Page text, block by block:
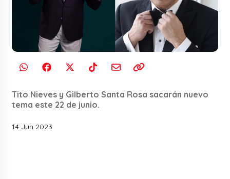
Tito Nieves y Gilberto Santa Rosa sacarán nuevo
tema este 22 de junio.
14 Jun 2023